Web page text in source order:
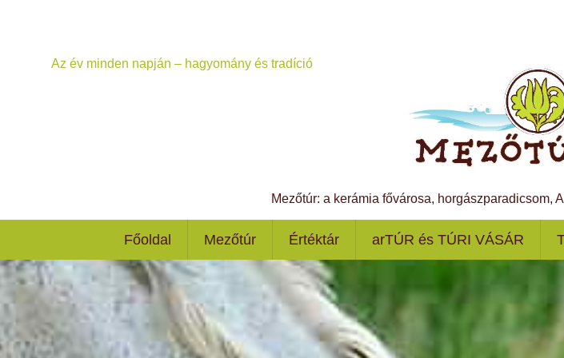
Az év minden napján – hagyomány és tradíció
Mezőtúr: a kerámia fővárosa,
Főoldal Mezőtúr Értéktár arTÚR és TÚRI VÁSÁR